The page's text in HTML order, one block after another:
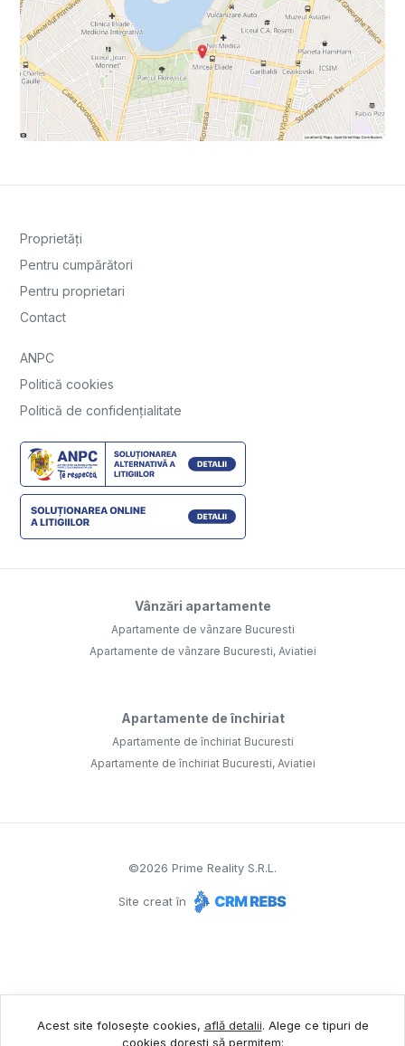
Proprietăți
Pentru cumpărători
Pentru proprietari
Contact
ANPC
Politică cookies
Politică de confidențialitate
Vânzări apartamente
Apartamente de vânzare Bucuresti
Apartamente de vânzare Bucuresti, Aviatiei
Apartamente de închiriat
Apartamente de închiriat Bucuresti
Apartamente de închiriat Bucuresti, Aviatiei
©2026 Prime Reality S.R.L.
Site creat în
Acest site folosește cookies, află detalii. Alege ce tipuri de
cookies dorești să permitem: